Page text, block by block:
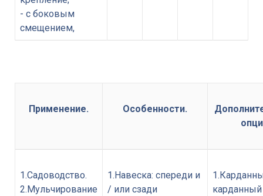
- с боковым
смещением,
Применение. Особенности.
1.Садоводство.
2.Мульчирование
1.Навеска: спереди и
/ или сзади